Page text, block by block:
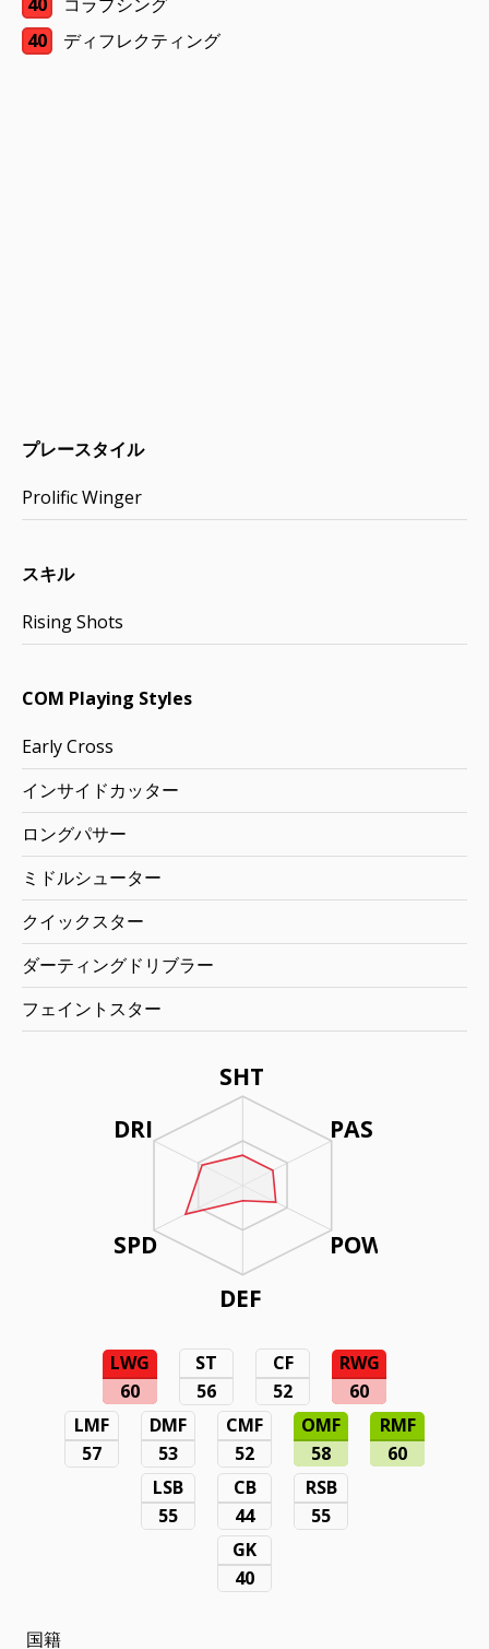
SHT
PAS
POW
DEF
DRI
SPD
LWG
60
ST
56
CF
52
RWG
60
LMF
57
DMF
53
CMF
52
OMF
58
RMF
60
LSB
55
CB
44
RSB
55
GK
40
国籍
40
ディフレクティング
プレースタイル
Prolific Winger
スキル
Rising Shots
COM Playing Styles
Early Cross
インサイドカッター
ロングパサー
ミドルシューター
クイックスター
ダーティングドリブラー
フェイントスター